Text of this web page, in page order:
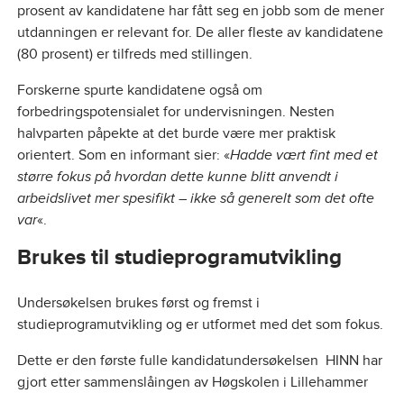
prosent av kandidatene har fått seg en jobb som de mener
utdanningen er relevant for. De aller fleste av kandidatene
(80 prosent) er tilfreds med stillingen.
Forskerne spurte kandidatene også om
forbedringspotensialet for undervisningen. Nesten
halvparten påpekte at det burde være mer praktisk
orientert. Som en informant sier: «Hadde vært fint med et
større fokus på hvordan dette kunne blitt anvendt i
arbeidslivet mer spesifikt – ikke så generelt som det ofte
var«.
Brukes til studieprogramutvikling
Undersøkelsen brukes først og fremst i
studieprogramutvikling og er utformet med det som fokus.
Dette er den første fulle kandidatundersøkelsen HINN har
gjort etter sammenslåingen av Høgskolen i Lillehammer